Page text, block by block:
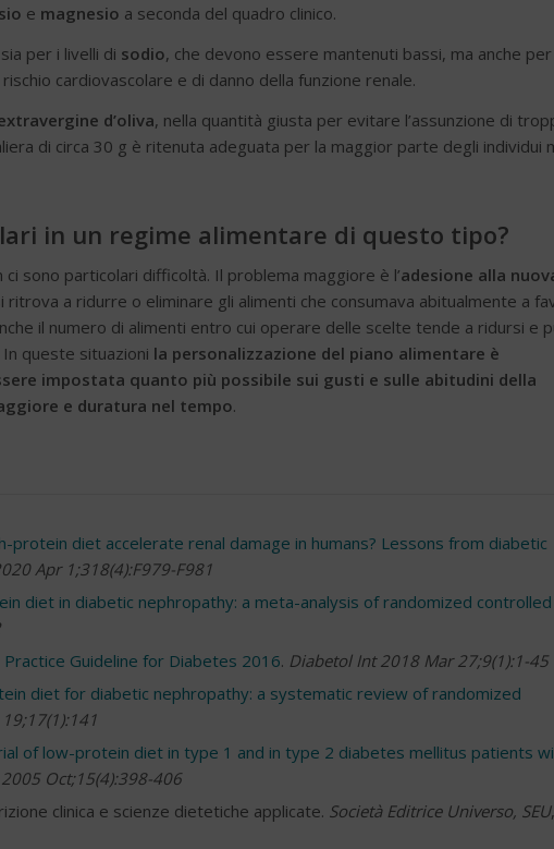
e magnesio a seconda del quadro clinico.
per i livelli di sodio, che devono essere mantenuti bassi, ma anche per
cardiovascolare e di danno della funzione renale.
d’oliva, nella quantità giusta per evitare l’assunzione di
di circa 30 g è ritenuta adeguata per la maggior parte degli individui
in un regime alimentare di questo tipo?
sono particolari difficoltà. Il problema maggiore è l’adesione alla
ritrova a ridurre o eliminare gli alimenti che consumava abitualmente a
il numero di alimenti entro cui operare delle scelte tende a ridursi e
queste situazioni la personalizzazione del piano alimentare è
impostata quanto più possibile sui gusti e sulle abitudini della
e duratura nel tempo.
protein diet accelerate renal damage in humans? Lessons from diabetic
Apr 1;318(4):F979-F981
diet in diabetic nephropathy: a meta-analysis of randomized controlled
Practice Guideline for Diabetes 2016. Diabetol Int 2018 Mar 27;9(1):1-45
diet for diabetic nephropathy: a systematic review of randomized
of low-protein diet in type 1 and in type 2 diabetes mellitus patients
2005 Oct;15(4):398-406
clinica e scienze dietetiche applicate. Società Editrice Universo, SEU,